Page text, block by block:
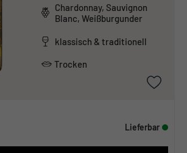
Chardonnay, Sauvignon
Blanc, Weißburgunder
klassisch & traditionell
Trocken
Lieferbar